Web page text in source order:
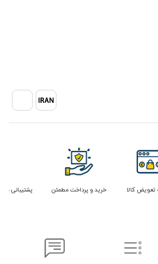
کالا خرید و پرداخت مطمئن پشتیبانی